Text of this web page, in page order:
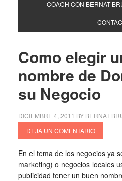
COACH CON BERNAT
Como elegir
nombre de
su Negocio
DICIEMBRE 4, 2011 BY BERNAT
DEJA UN COMENTARIO
En el tema de los negocios ya
marketing) o negocios locales
publicidad tener un buen